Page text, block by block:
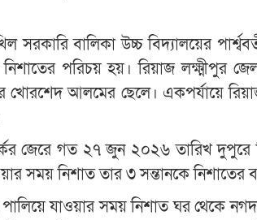
সরকারি বালিকা উচ্চ বিদ্যালয়ের
পরিচয় হয়। রিয়াজ লক্ষ্মীপুর
খোরশেদ আলমের ছেলে। একপর্যায়ে
জেরে গত ২৭ জুন ২০২৬ তারিখ
সময় নিশাত তার ৩ সন্তানকে নিশাতের
যাওয়ার সময় নিশাত ঘর থেকে